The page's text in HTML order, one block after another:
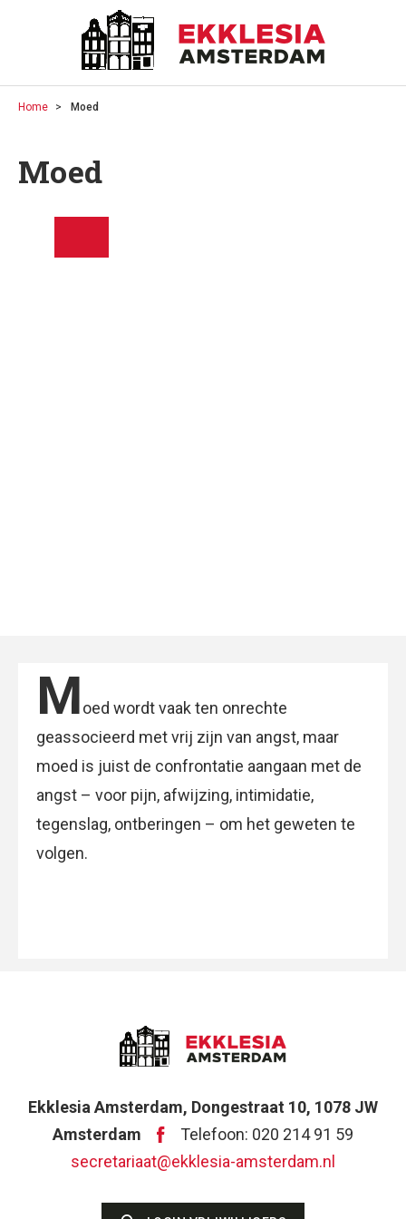
Home Moed
Moed
Moed wordt vaak ten onrechte
geassocieerd met vrij zijn van angst, maar
moed is juist de confrontatie aangaan met de
angst – voor pijn, afwijzing, intimidatie,
tegenslag, ontberingen – om het geweten te
volgen.
Ekklesia Amsterdam, Dongestraat 10, 1078 JW
Amsterdam
Telefoon: 020 214 91 59
secretariaat@ekklesia-amsterdam.nl